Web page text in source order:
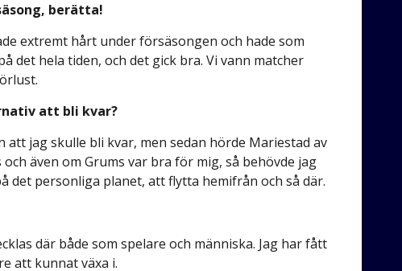
berätta!
extremt hårt under försäsongen och hade som
det hela tiden, och det gick bra. Vi vann matcher
att bli kvar?
att jag skulle bli kvar, men sedan hörde Mariestad av
även om Grums var bra för mig, så behövde jag
det personliga planet, att flytta hemifrån och så där.
där både som spelare och människa. Jag har fått
att kunnat växa i.